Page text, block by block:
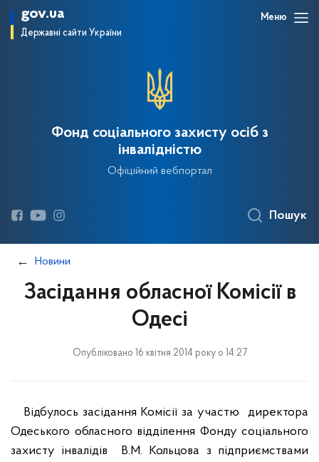
gov.ua
Державні сайти України
Меню
Фонд соціального захисту осіб з
інвалідністю
Офіційний вебпортал
Пошук
Новини
Засідання обласної Комісії в
Одесі
Опубліковано 16 квітня 2014 року о 14:27
Відбулось засідання Комісії за участю
директора
Одеського обласного відділення Фонду соціального
захисту інвалідів
В.М. Кольцова з підприємствами